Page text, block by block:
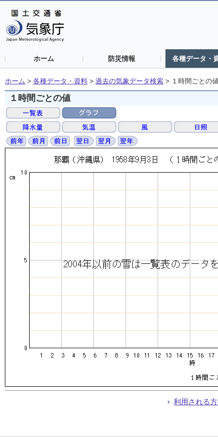
ホーム 防災情報 各種データ・
ホーム > 各種データ・資料 > 過去の気象データ検索 > １時間ごとの
１時間ごとの値
利用される